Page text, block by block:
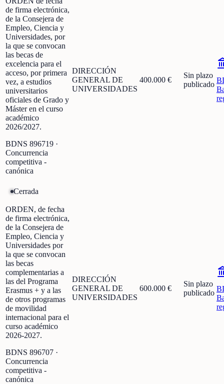
de firma electrónica,
de la Consejera de
Empleo, Ciencia y
Universidades, por
la que se convocan
las becas de
excelencia para el
acceso, por primera
vez, a estudios
universitarios
oficiales de Grado y
Máster en el curso
académico
2026/2027.
BDNS 896719 ·
Concurrencia
competitiva -
canónica
DIRECCIÓN
GENERAL DE
UNIVERSIDADES
400.000 €
Sin plazo
publicado
Cerrada
ORDEN, de fecha
de firma electrónica,
de la Consejera de
Empleo, Ciencia y
Universidades por
la que se convocan
las becas
complementarias a
las del Programa
Erasmus + y a las
de otros programas
de movilidad
internacional para el
curso académico
2026-2027.
BDNS 896707 ·
Concurrencia
competitiva -
canónica
DIRECCIÓN
GENERAL DE
UNIVERSIDADES
600.000 €
Sin plazo
publicado